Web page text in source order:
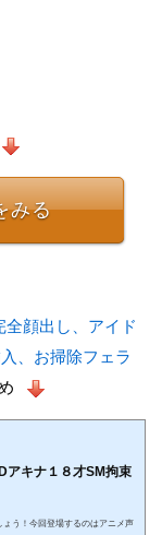
みる
全顔出し、アイド
、お掃除フェラ
アキナ１８才SM拘束
う！今回登場するのはアニメ声